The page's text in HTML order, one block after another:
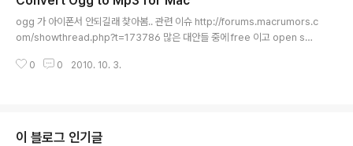
ogg 가 아이폰서 안되길래 찾아봄.. 관련 이슈 http://forums.macrumors.c
om/showthread.php?t=173786 많은 대안들 중에 free 이고 open sou
m/sox_wrap 다운로드 받고 Libraries.pkg 를 먼저 설치한뒤 실행~!!
0 0 2010. 10. 3.
이 블로그 인기글